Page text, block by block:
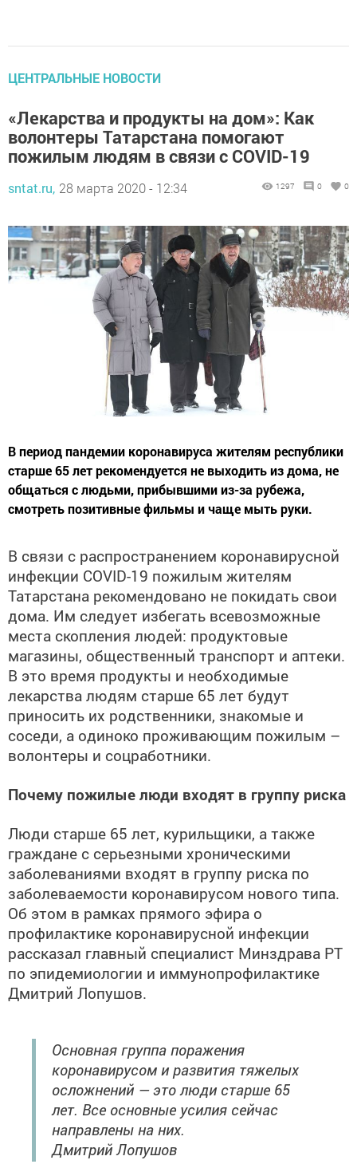
ЦЕНТРАЛЬНЫЕ НОВОСТИ
«Лекарства и продукты на дом»: Как
волонтеры Татарстана помогают
пожилым людям в связи с COVID-19
sntat.ru, 28 марта 2020 - 12:34 1297 0 0
В период пандемии коронавируса жителям республики
старше 65 лет рекомендуется не выходить из дома, не
общаться с людьми, прибывшими из-за рубежа,
смотреть позитивные фильмы и чаще мыть руки.
В связи с распространением коронавирусной
инфекции COVID-19 пожилым жителям
Татарстана рекомендовано не покидать свои
дома. Им следует избегать всевозможные
места скопления людей: продуктовые
магазины, общественный транспорт и аптеки.
В это время продукты и необходимые
лекарства людям старше 65 лет будут
приносить их родственники, знакомые и
соседи, а одиноко проживающим пожилым –
волонтеры и соцработники.
Почему пожилые люди входят в группу риска
Люди старше 65 лет, курильщики, а также
граждане с серьезными хроническими
заболеваниями входят в группу риска по
заболеваемости коронавирусом нового типа.
Об этом в рамках прямого эфира о
профилактике коронавирусной инфекции
рассказал главный специалист Минздрава РТ
по эпидемиологии и иммунопрофилактике
Дмитрий Лопушов.
Основная группа поражения
коронавирусом и развития тяжелых
осложнений — это люди старше 65
лет. Все основные усилия сейчас
направлены на них.
Дмитрий Лопушов